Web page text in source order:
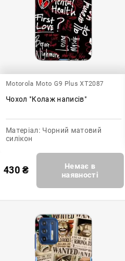
Motorola Moto G9 Plus XT2087
Чохол "Колаж написів"
Матеріал: Чорний матовий
силікон
430₴
Немає в
наявності